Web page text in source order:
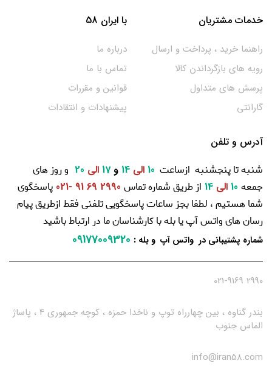
خدمات مشتریان
راهنما خرید ، پرداخت و ارسال
رویه های بازگرداندن کالا
پرسش های متداول
گارانتی
با ایران 58
درباره ما
تماس با ما
قوانین و مقررات
پیشنهادات و انتقادات
آدرس و تلفن
شنبه تا پنجشنبه ازساعت 10 الی و17 الی
و روز های
جمعه
الی از طریق شماره تماس 2990 69 91 -021
پاسخگوی
شما هستیم ، لطفا بجز ساعات پاسخگویی تلفنی فقط ازطریق پیام
رسان های واتس آپ یا بله با کارشناسان ما در ارتباط باشید
شماره پشتیبانی در واتس آپ و بله :
09177009320
2990 021-9169
بندر گناوه ، بین چهارراه توپ و ناخدا حمزه ، کوچه جمهوری 4 ، پاساژ
الماس جنوب
info@iran58.com